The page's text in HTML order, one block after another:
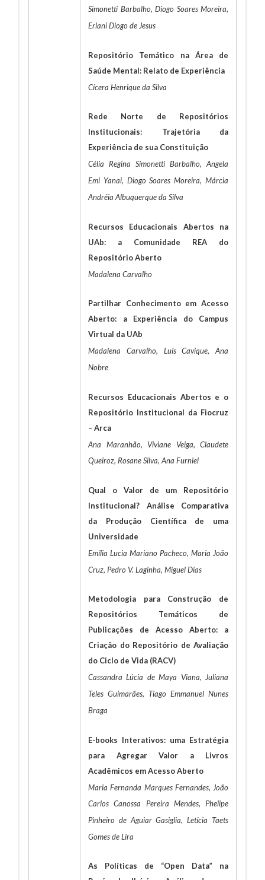
Simonetti Barbalho, Diogo Soares Moreira,
Erlani Diogo de Jesus
Repositório Temático na Área de
Saúde Mental: Relato de Experiência
Cícera Henrique da Silva
Rede Norte de Repositórios
Institucionais: Trajetória da
Experiência de sua Constituição
Célia Regina Simonetti Barbalho, Angela
Emi Yanai, Diogo Soares Moreira, Márcia
Andréia Albuquerque da Silva
Recursos Educacionais Abertos na
UAb: a Comunidade REA do
Repositório Aberto
Madalena Carvalho
Partilhar Conhecimento em Acesso
Aberto: a Experiência do Campus
Virtual da UAb
Madalena Carvalho, Luís Cavique, Ana
Nobre
Recursos Educacionais Abertos e o
Repositório Institucional da Fiocruz
– Arca
Ana Maranhão, Viviane Veiga, Claudete
Queiroz, Rosane Silva, Ana Furniel
Qual o Valor de um Repositório
Institucional? Análise Comparativa
da Produção Científica de uma
Universidade
Emília Lucia Mariano Pacheco, Maria João
Cruz, Pedro V. Laginha, Miguel Dias
Metodologia para Construção de
Repositórios Temáticos de
Publicações de Acesso Aberto: a
Criação do Repositório de Avaliação
do Ciclo de Vida (RACV)
Cassandra Lúcia de Maya Viana, Juliana
Teles Guimarães, Tiago Emmanuel Nunes
Braga
E-books Interativos: uma Estratégia
para Agregar Valor a Livros
Acadêmicos em Acesso Aberto
Maria Fernanda Marques Fernandes, João
Carlos Canossa Pereira Mendes, Phelipe
Pinheiro de Aguiar Gasiglia, Letícia Taets
Gomes de Lira
As Políticas de “Open Data” na